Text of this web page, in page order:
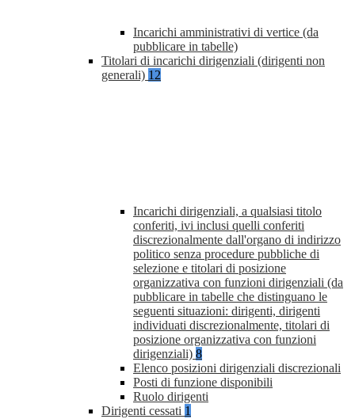
Incarichi amministrativi di vertice (da
pubblicare in tabelle)
Titolari di incarichi dirigenziali (dirigenti non
generali) 12
Incarichi dirigenziali, a qualsiasi titolo
conferiti, ivi inclusi quelli conferiti
discrezionalmente dall'organo di indirizzo
politico senza procedure pubbliche di
selezione e titolari di posizione
organizzativa con funzioni dirigenziali (da
pubblicare in tabelle che distinguano le
seguenti situazioni: dirigenti, dirigenti
individuati discrezionalmente, titolari di
posizione organizzativa con funzioni
dirigenziali) 8
Elenco posizioni dirigenziali discrezionali
Posti di funzione disponibili
Ruolo dirigenti
Dirigenti cessati 1